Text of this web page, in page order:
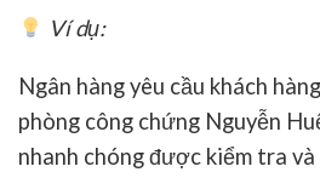
Ví dụ:
Ngân hàng yêu cầu khách
phòng công chứng Nguyễn
nhanh chóng được kiểm tra và